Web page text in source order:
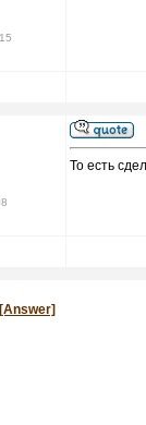
То есть
[Answer]